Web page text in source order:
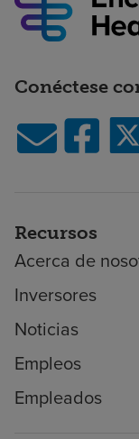
Conéctese
Recursos
Acerca de
Inversores
Noticias
Empleos
Empleados